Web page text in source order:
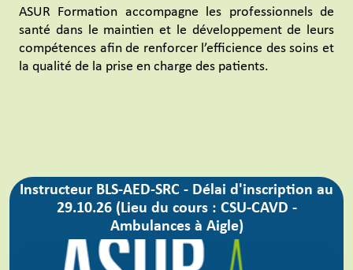
ASUR Formation accompagne les professionnels de
santé dans le maintien et le développement de leurs
compétences afin de renforcer l’efficience des soins et
la qualité de la prise en charge des patients.
Instructeur BLS-AED-SRC - Délai d'inscription au
29.10.26 (Lieu du cours : CSU-CAVD -
Ambulances à Aigle)